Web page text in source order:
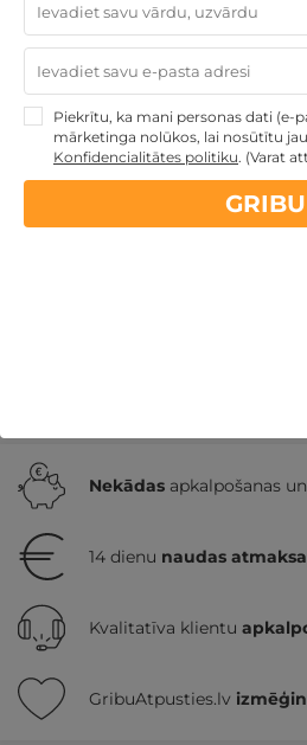
2 naktis ar SPA atpūtu,
DIVIEM
Druskininki,GODA ★ ★ ★ ★
Nekādas apkalpošanas
14 dienu naudas
Kvalitatīva klientu
GribuAtpusties.lv
Piekrītu, ka mani personas dati (e-
mārketinga nolūkos, lai nosūtītu
Konfidencialitātes politiku. (Varat
GRIBU